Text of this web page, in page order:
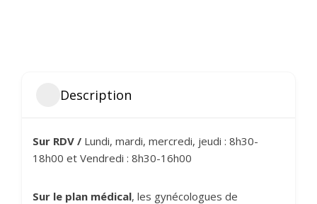
Description
Sur RDV / Lundi, mardi, mercredi, jeudi : 8h30-
18h00 et Vendredi : 8h30-16h00
Sur le plan médical, les gynécologues de